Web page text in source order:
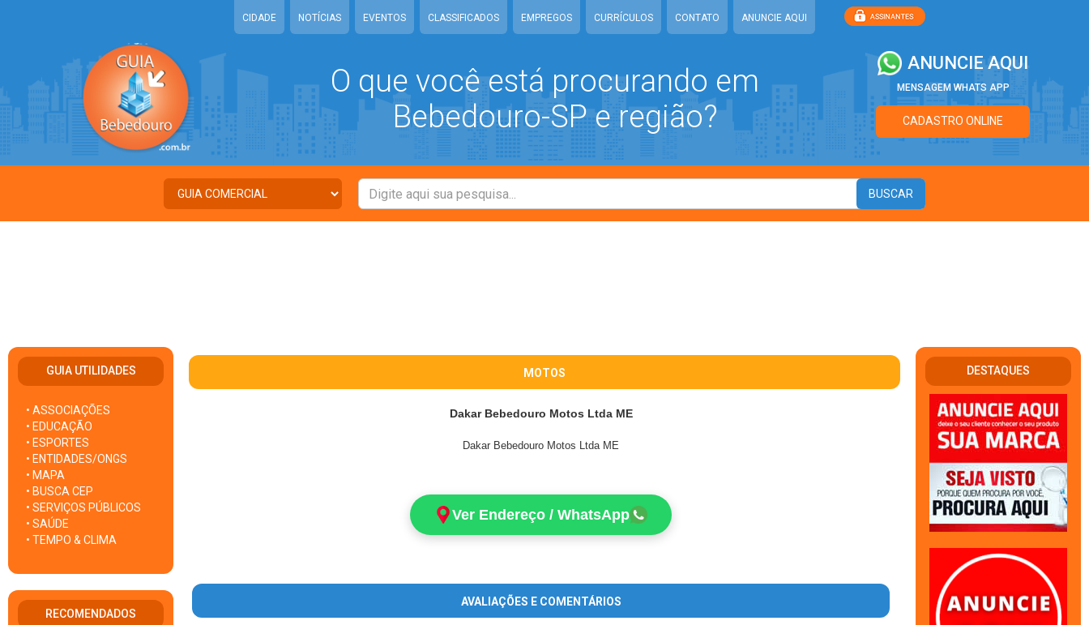
CIDADE NOTÍCIAS EVENTOS CLASSIFICADOS EMPREGOS CURRÍCULOS CONTATO ANUNCIE AQUI
O que você está procurando em
Bebedouro-SP e região?
ANUNCIE AQUI
MENSAGEM WHATS APP
CADASTRO ONLINE
GUIA UTILIDADES
• ASSOCIAÇÕES
• EDUCAÇÃO
• ESPORTES
• ENTIDADES/ONGS
• MAPA
• BUSCA CEP
• SERVIÇOS PÚBLICOS
• SAÚDE
• TEMPO & CLIMA
RECOMENDADOS
MOTOS
Dakar Bebedouro Motos Ltda ME
Dakar Bebedouro Motos Ltda ME
Ver Endereço / WhatsApp
AVALIAÇÕES E COMENTÁRIOS
DESTAQUES